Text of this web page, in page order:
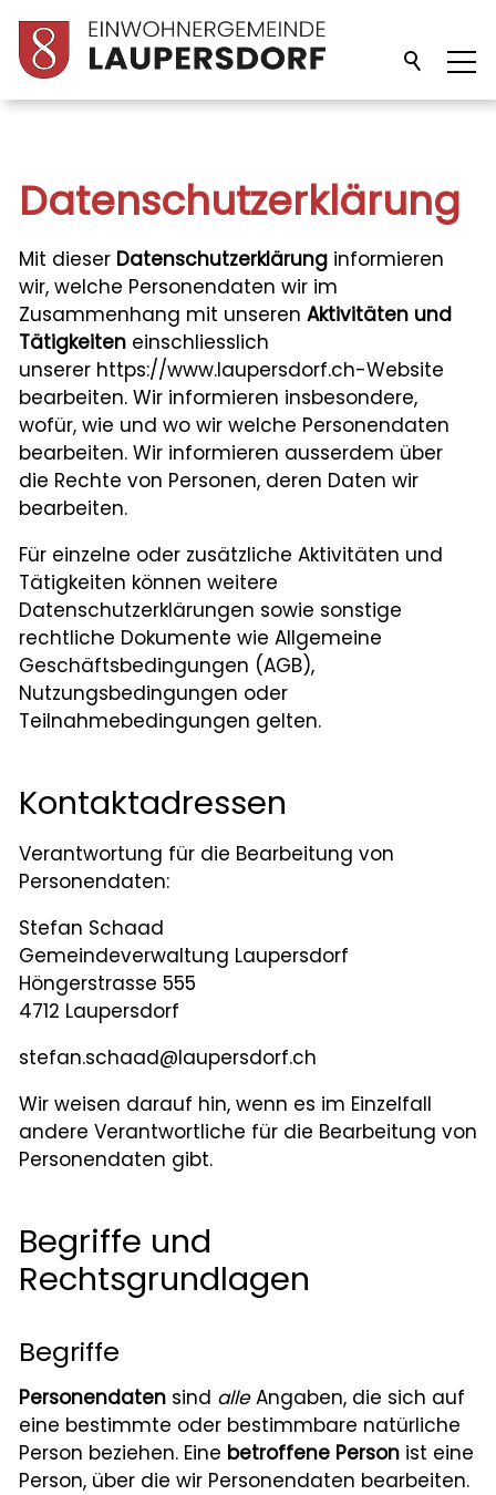
Verwaltung
Politik
Bildung
Freizeit/Kultur
Leben
Startseite
Aktuelles
Online-Schalter
Kontakt
Datenschutzerklärung
Mit dieser Datenschutzerklärung informieren
wir, welche Personendaten wir im
Zusammenhang mit unseren Aktivitäten und
Tätigkeiten einschliesslich
unserer https://www.laupersdorf.ch-Website
bearbeiten. Wir informieren insbesondere,
wofür, wie und wo wir welche Personendaten
bearbeiten. Wir informieren ausserdem über
die Rechte von Personen, deren Daten wir
bearbeiten.
Für einzelne oder zusätzliche Aktivitäten und
Tätigkeiten können weitere
Datenschutzerklärungen sowie sonstige
rechtliche Dokumente wie Allgemeine
Geschäftsbedingungen (AGB),
Nutzungsbedingungen oder
Teilnahmebedingungen gelten.
Kontaktadressen
Verantwortung für die Bearbeitung von
Personendaten:
Stefan Schaad
Gemeindeverwaltung Laupersdorf
Höngerstrasse 555
4712 Laupersdorf
stefan.schaad@laupersdorf.ch
Wir weisen darauf hin, wenn es im Einzelfall
andere Verantwortliche für die Bearbeitung von
Personendaten gibt.
Begriffe und
Rechtsgrundlagen
Begriffe
Personendaten sind alleAngaben, die sich auf
eine bestimmte oder bestimmbare natürliche
Person beziehen. Eine betroffene Person ist eine
Person, über die wir Personendaten bearbeiten.